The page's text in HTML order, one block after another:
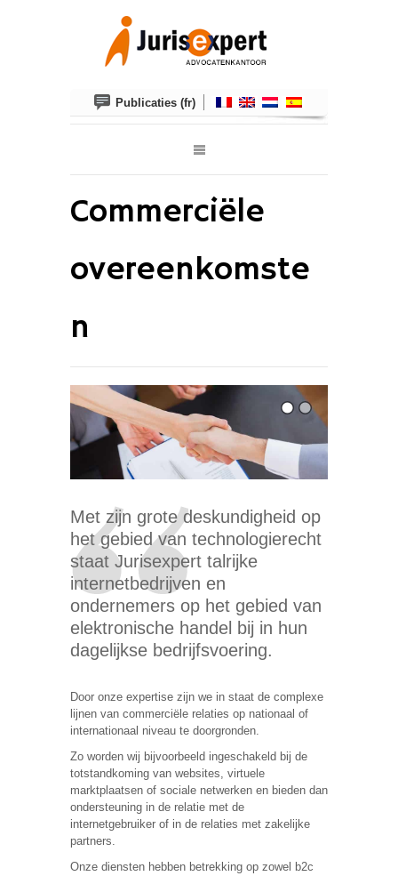
Publicaties (fr)
Commerciële
overeenkomste
n
Met zijn grote deskundigheid op
het gebied van technologierecht
staat Jurisexpert talrijke
internetbedrijven en
ondernemers op het gebied van
elektronische handel bij in hun
dagelijkse bedrijfsvoering.
Door onze expertise zijn we in staat de complexe
lijnen van commerciële relaties op nationaal of
internationaal niveau te doorgronden.
Zo worden wij bijvoorbeeld ingeschakeld bij de
totstandkoming van websites, virtuele
marktplaatsen of sociale netwerken en bieden dan
ondersteuning in de relatie met de
internetgebruiker of in de relaties met zakelijke
partners.
Onze diensten hebben betrekking op zowel b2c